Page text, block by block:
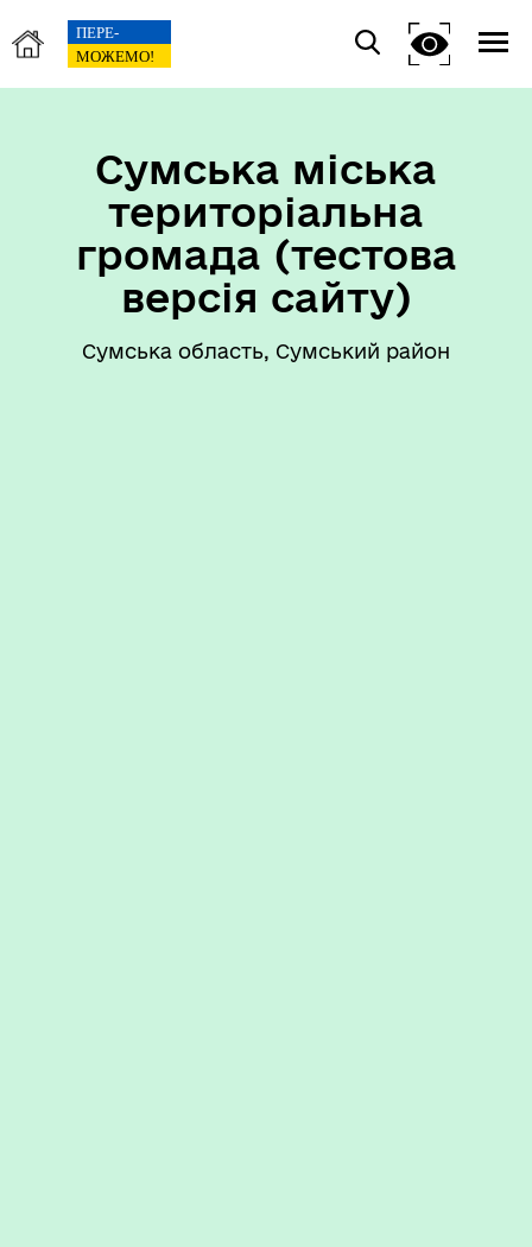
Сумська міська
територіальна
громада (тестова
версія сайту)
Сумська область, Сумський район